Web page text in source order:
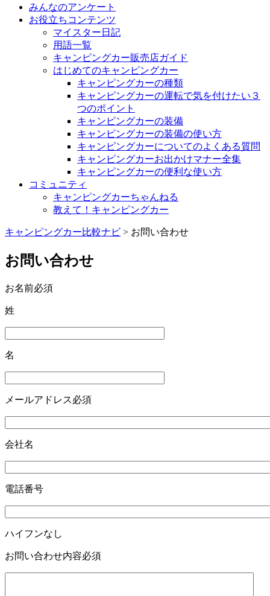
みんなのアンケート
お役立ちコンテンツ
マイスター日記
用語一覧
キャンピングカー販売店ガイド
はじめてのキャンピングカー
キャンピングカーの種類
キャンピングカーの運転で気を付けたい３
つのポイント
キャンピングカーの装備
キャンピングカーの装備の使い方
キャンピングカーについてのよくある質問
キャンピングカーお出かけマナー全集
キャンピングカーの便利な使い方
コミュニティ
キャンピングカーちゃんねる
教えて！キャンピングカー
キャンピングカー比較ナビ > お問い合わせ
お問い合わせ
お名前必須
姓
名
メールアドレス必須
会社名
電話番号
ハイフンなし
お問い合わせ内容必須